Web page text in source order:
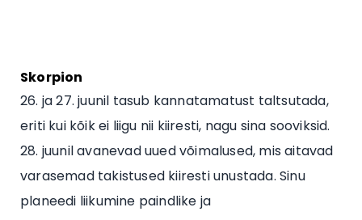
Skorpion
26. ja 27. juunil tasub kannatamatust taltsutada,
eriti kui kõik ei liigu nii kiiresti, nagu sina sooviksid.
28. juunil avanevad uued võimalused, mis aitavad
varasemad takistused kiiresti unustada. Sinu
planeedi liikumine paindlike ja